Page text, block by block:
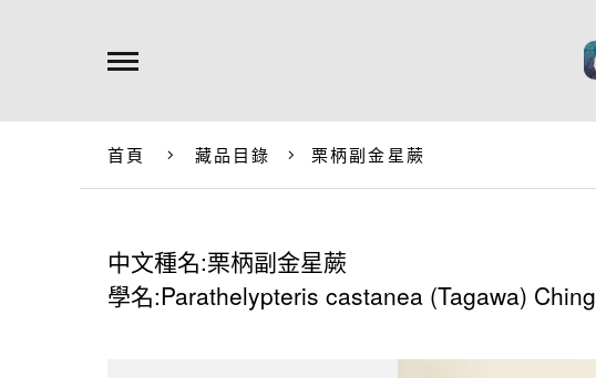
首頁 藏品目錄 栗柄副金星蕨
中文種名:栗柄副金星蕨
學名:Parathelypteris castanea (Tagawa) Ching